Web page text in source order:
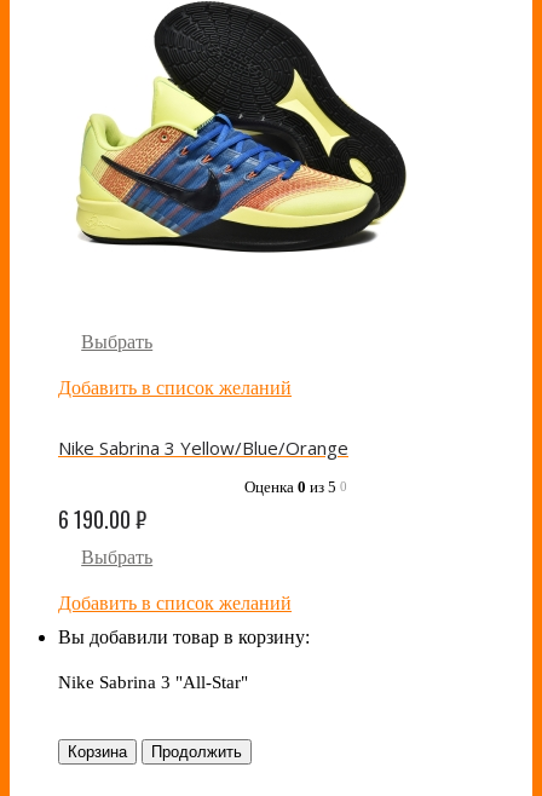
Выбрать
Добавить в список желаний
Nike Sabrina 3 Yellow/Blue/Orange
Оценка 0 из 5 0
6 190.00₽
Выбрать
Добавить в список желаний
Вы добавили товар в корзину:
Nike Sabrina 3 "All-Star"
Корзина Продолжить